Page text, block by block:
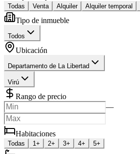
Todas Venta Alquiler Alquiler temporal
Tipo de inmueble
Todos
Ubicación
Departamento de La Libertad
Virú
Rango de precio
—
Habitaciones
Todas 1+ 2+ 3+ 4+ 5+